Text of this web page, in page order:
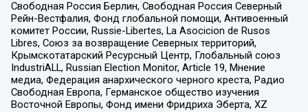
Свободная Россия Берлин, Свободная Россия Северный
Рейн-Вестфалия, Фонд глобальной помощи, Антивоенный
комитет России, Russie-Libertes, La Asocicion de Rusos
Libres, Союз за возвращение Северных территорий,
Крымскотатарский Ресурсный Центр, Глобальный союз
IndustriALL, Russian Election Monitor, Article 19, Мнение
медиа, Федерация анархического черного креста, Радио
Свободная Европа, Германское общество изучения
Восточной Европы, Фонд имени Фридриха Эберта, XZ